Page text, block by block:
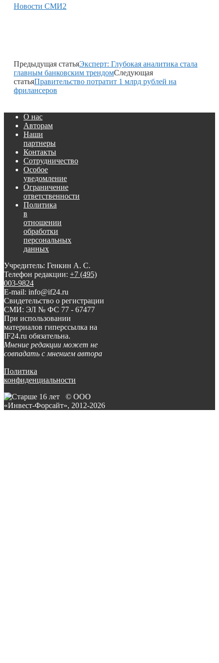
Новости СМИ2
Предыдущая статьяЭксперт: Глубокая аналитика стала
главным банковским трендомСледующая
статьяПравительство потратит 1 млрд рублей на
фрилансеров
О нас
Авторам
Наши
партнеры
Контакты
Сотрудничество
Особое
уведомление
Ограничение
ответственности
Политика
в
отношении
обработки
персональных
данных
Учредитель: Генкин А. С.
Телефон редакции: +7 (495)
003-9824
E-mail: info@if24.ru
Свидетельство о регистрации
СМИ: ЭЛ № ФС 77 - 67477
При использовании
материалов гиперссылка на
IF24.ru обязательна.
Мнение редакции может не
совпадать с мнением автора
Политика
конфиденциальности
© ООО
«Инвест-Форсайт», 2012-2026